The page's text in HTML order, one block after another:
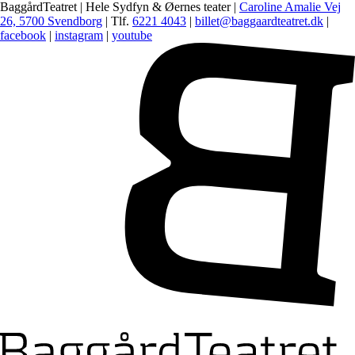
BaggårdTeatret | Hele Sydfyn & Øernes teater | Caroline Amalie Vej
26, 5700 Svendborg | Tlf. 6221 4043 | billet@baggaardteatret.dk |
facebook | instagram | youtube